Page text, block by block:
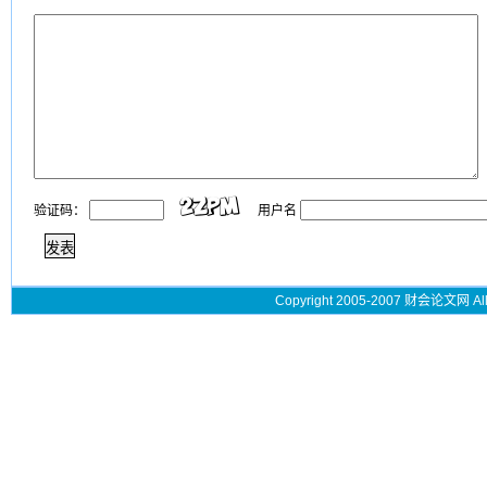
验证码： 用户名
Copyright 2005-2007 财会论文网